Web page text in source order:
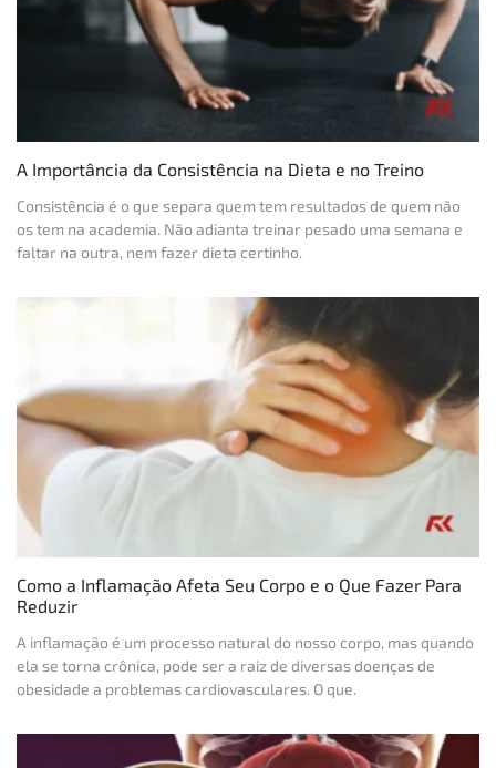
A Importância da Consistência na Dieta e no Treino
Consistência é o que separa quem tem resultados de quem não
os tem na academia. Não adianta treinar pesado uma semana e
faltar na outra, nem fazer dieta certinho.
Como a Inflamação Afeta Seu Corpo e o Que Fazer Para
Reduzir
A inflamação é um processo natural do nosso corpo, mas quando
ela se torna crônica, pode ser a raiz de diversas doenças de
obesidade a problemas cardiovasculares. O que.